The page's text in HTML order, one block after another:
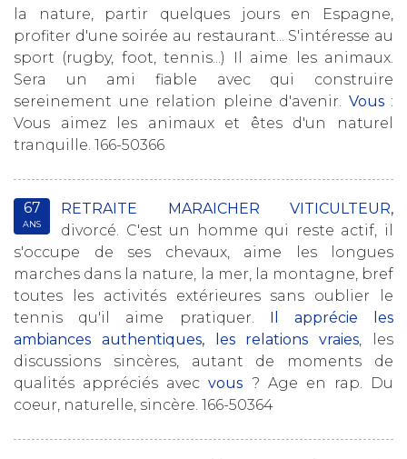
la nature, partir quelques jours en Espagne,
profiter d'une soirée au restaurant... S'intéresse au
sport (rugby, foot, tennis...) Il aime les animaux.
Sera un ami fiable avec qui construire
sereinement une relation pleine d'avenir. Vous:
Vous aimez les animaux et êtes d'un naturel
tranquille. 166-50366
67
ANS
RETRAITE MARAICHER VITICULTEUR,
divorcé. C'est un homme qui reste actif, il
s'occupe de ses chevaux, aime les longues
marches dans la nature, la mer, la montagne, bref
toutes les activités extérieures sans oublier le
tennis qu'il aime pratiquer.
Il apprécie les
ambiances authentiques, les relations vraies, les
discussions sincères, autant de moments de
qualités appréciés avecvous ? Age en rap. Du
coeur, naturelle, sincère. 166-50364